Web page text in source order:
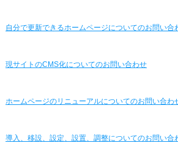
自分で更新できるホームページについてのお問い合
現サイトのCMS化についてのお問い合わせ
ホームページのリニューアルについてのお問い合わ
導入、移設、設定、設置、調整についてのお問い合